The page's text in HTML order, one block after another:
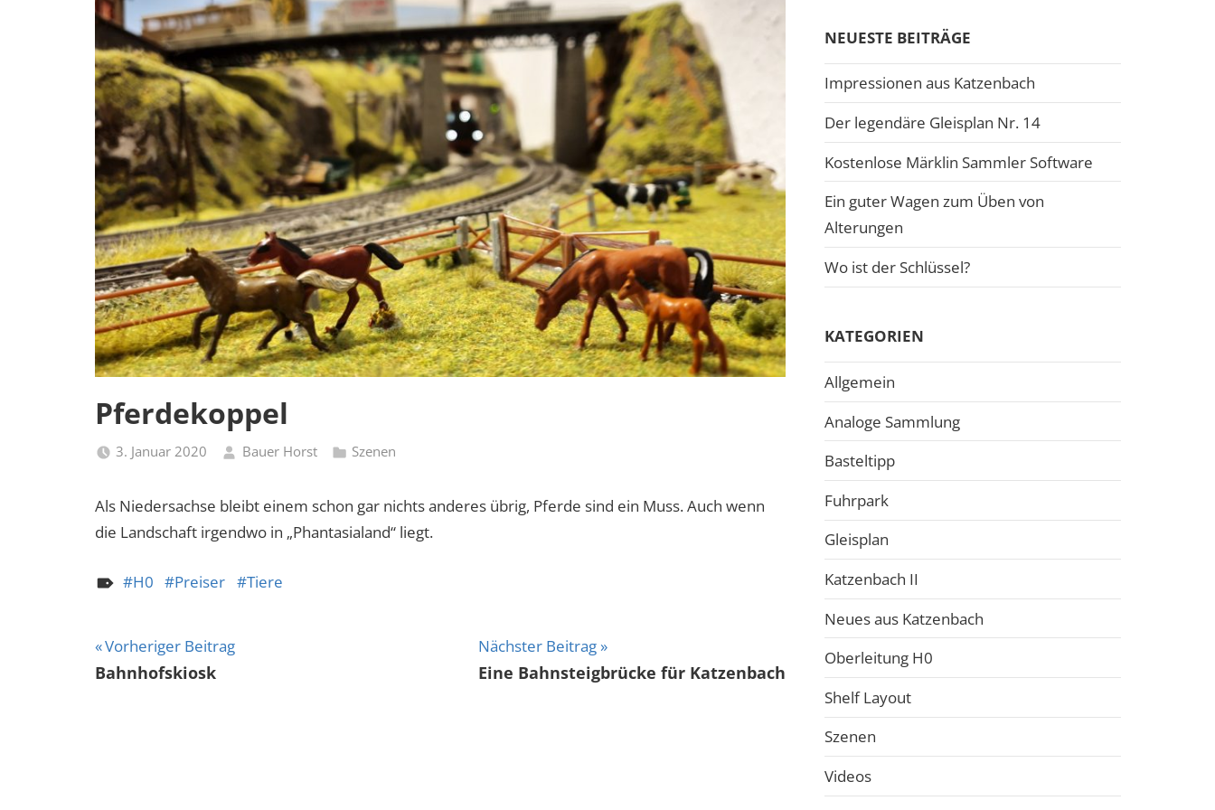
Pferdekoppel
3. Januar 2020 Bauer Horst Szenen
Als Niedersachse bleibt einem schon gar nichts anderes übrig, Pferde sind ein Muss. Auch wenn
die Landschaft irgendwo in „Phantasialand“ liegt.
H0 Preiser Tiere
Beitragsnavigation
Vorheriger Beitrag
Bahnhofskiosk
Nächster Beitrag
Eine Bahnsteigbrücke für Katzenbach
NEUESTE BEITRÄGE
Impressionen aus Katzenbach
Der legendäre Gleisplan Nr. 14
Kostenlose Märklin Sammler Software
Ein guter Wagen zum Üben von
Alterungen
Wo ist der Schlüssel?
KATEGORIEN
Allgemein
Analoge Sammlung
Basteltipp
Fuhrpark
Gleisplan
Katzenbach II
Neues aus Katzenbach
Oberleitung H0
Shelf Layout
Szenen
Videos